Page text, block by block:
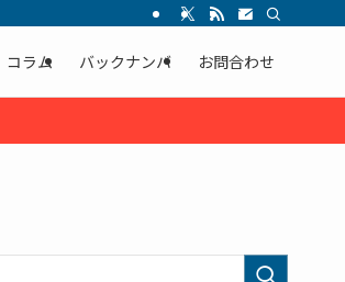
コラム バックナンバ お問合わせ